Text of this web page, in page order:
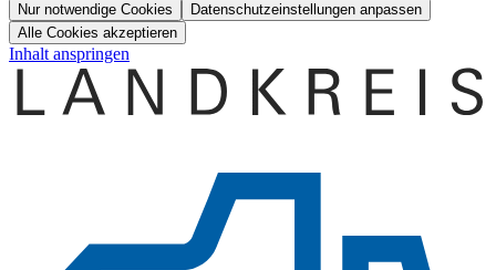
Nur notwendige Cookies
Datenschutzeinstellungen anpassen
Alle Cookies akzeptieren
Inhalt anspringen